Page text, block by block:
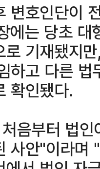
변호인단이
에는 당초
기재됐지
하고 다른
확인됐다.
음부터 법
사안"이라며